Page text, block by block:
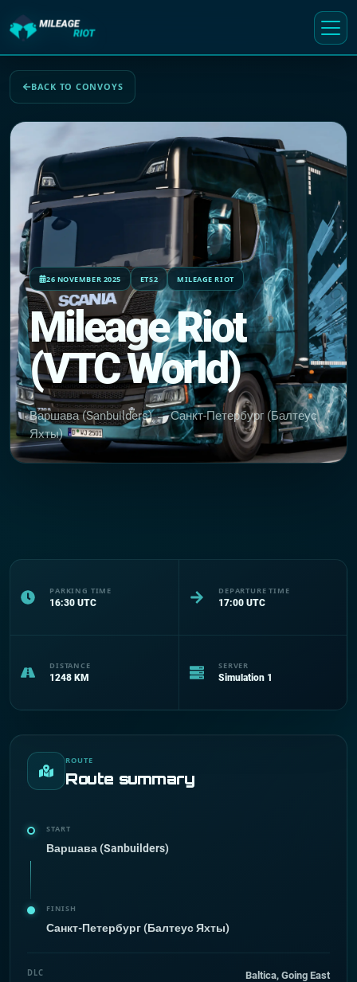
BACK TO CONVOYS
26 NOVEMBER 2025 ETS2 MILEAGE RIOT
Mileage Riot
(VTC World)
Варшава (Sanbuilders) → Санкт-Петербург (Балтеус
Яхты)
PARKING TIME
16:30 UTC
DEPARTURE TIME
17:00 UTC
DISTANCE
1248 KM
SERVER
Simulation 1
ROUTE
Route summary
START
Варшава (Sanbuilders)
FINISH
Санкт-Петербург (Балтеус Яхты)
DLC Baltica, Going East